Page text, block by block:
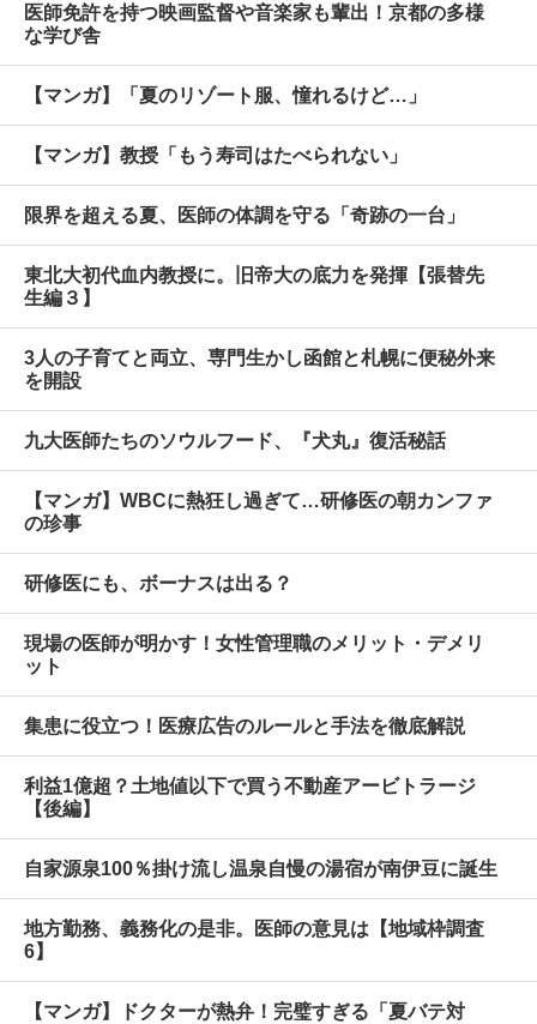
医師免許を持つ映画監督や音楽家も輩出！京都の多様
な学び舎
【マンガ】「夏のリゾート服、憧れるけど…」
【マンガ】教授「もう寿司はたべられない」
限界を超える夏、医師の体調を守る「奇跡の一台」
東北大初代血内教授に。旧帝大の底力を発揮【張替先
生編３】
3人の子育てと両立、専門生かし函館と札幌に便秘外来
を開設
九大医師たちのソウルフード、『犬丸』復活秘話
【マンガ】WBCに熱狂し過ぎて…研修医の朝カンファ
の珍事
研修医にも、ボーナスは出る？
現場の医師が明かす！女性管理職のメリット・デメリ
ット
集患に役立つ！医療広告のルールと手法を徹底解説
利益1億超？土地値以下で買う不動産アービトラージ
【後編】
自家源泉100％掛け流し温泉自慢の湯宿が南伊豆に誕生
地方勤務、義務化の是非。医師の意見は【地域枠調査
6】
【マンガ】ドクターが熱弁！完璧すぎる「夏バテ対